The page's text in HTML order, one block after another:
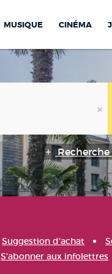
MUSIQUE CINÉMA
Recherche
Suggestion d'achat
S'abonner aux infolettres